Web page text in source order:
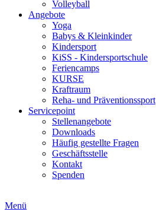
Volleyball
Angebote
Yoga
Babys & Kleinkinder
Kindersport
KiSS - Kindersportschule
Feriencamps
KURSE
Kraftraum
Reha- und Präventionssport
Servicepoint
Stellenangebote
Downloads
Häufig gestellte Fragen
Geschäftsstelle
Kontakt
Spenden
Menü